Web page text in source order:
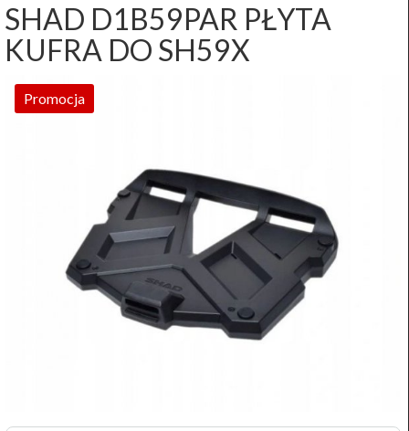
SHAD D1B59PAR PŁYTA
KUFRA DO SH59X
Promocja